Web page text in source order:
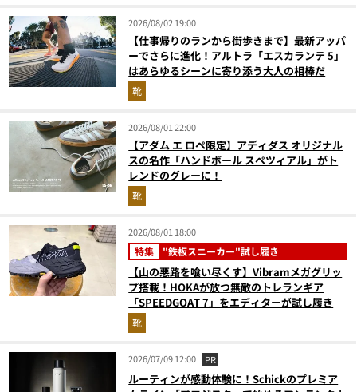
2026/08/02 19:00
【仕事帰りのランから街歩きまで】最新アッパ
ーでさらに進化！アルトラ「エスカランテ 5」
はあらゆるシーンに寄り添う大人の相棒だ
靴
2026/08/01 22:00
【アダム エ ロペ限定】アディダス オリジナル
スの名作「ハンドボール スペツィアル」がト
レンドのグレーに！
靴
2026/08/01 18:00
特集 "鉄板スニーカー"試し履き
【山の悪路を喰い尽くす】Vibramメガグリッ
プ搭載！HOKAが放つ無敵のトレランギア
「SPEEDGOAT 7」をエディターが試し履き
靴
2026/07/09 12:00 PR
ルーティンが感動体験に！Schickのプレミア